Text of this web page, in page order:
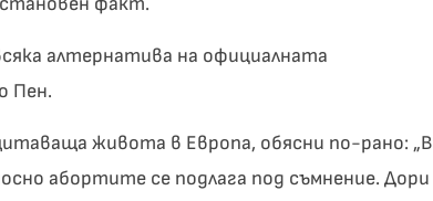
алтернатива на официалната
Пен.
живота в Европа, обясни по-рано: „В
абортите се подлага под съмнение. Дори